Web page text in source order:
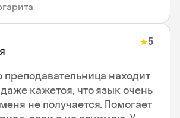
★5
преподавательница находит
кажется, что язык очень
не получается. Помогает